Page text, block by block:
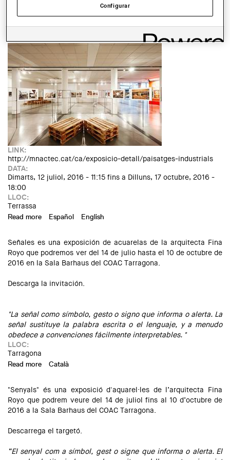
ENTITAT ORGANITZADORA:
Exposició
IMATGE DE L'EXPOSICIÓ O ACTE:
LINK:
http://mnactec.cat/ca/exposicio-detall/paisatges-industrials
DATA:
Dimarts, 12 juliol, 2016 - 11:15 fins a Dilluns, 17 octubre, 2016 -
18:00
LLOC:
Terrassa
Read more about Exposició: "Paisatges industrials. Un acostament
Español English
Señales es una exposición de acuarelas de la arquitecta Fina
Royo que podremos ver del 14 de julio hasta el 10 de octubre de
2016 en la Sala Barhaus del COAC Tarragona.
Descarga la invitación.
"La señal como símbolo, gesto o signo que informa o alerta. La
señal sustituye la palabra escrita o el lenguaje, y a menudo
obedece a convenciones fácilmente interpretables. "
LLOC:
Tarragona
Read more about Exposición: "Senyals". Acuarelas de Fina Royo
Català
"Senyals" és una exposició d'aquarel·les de l’arquitecta Fina
Royo que podrem veure del 14 de juliol fins al 10 d’octubre de
2016 a la Sala Barhaus del COAC Tarragona.
Descarrega el targetó.
“El senyal com a símbol, gest o signe que informa o alerta. El
Configurar